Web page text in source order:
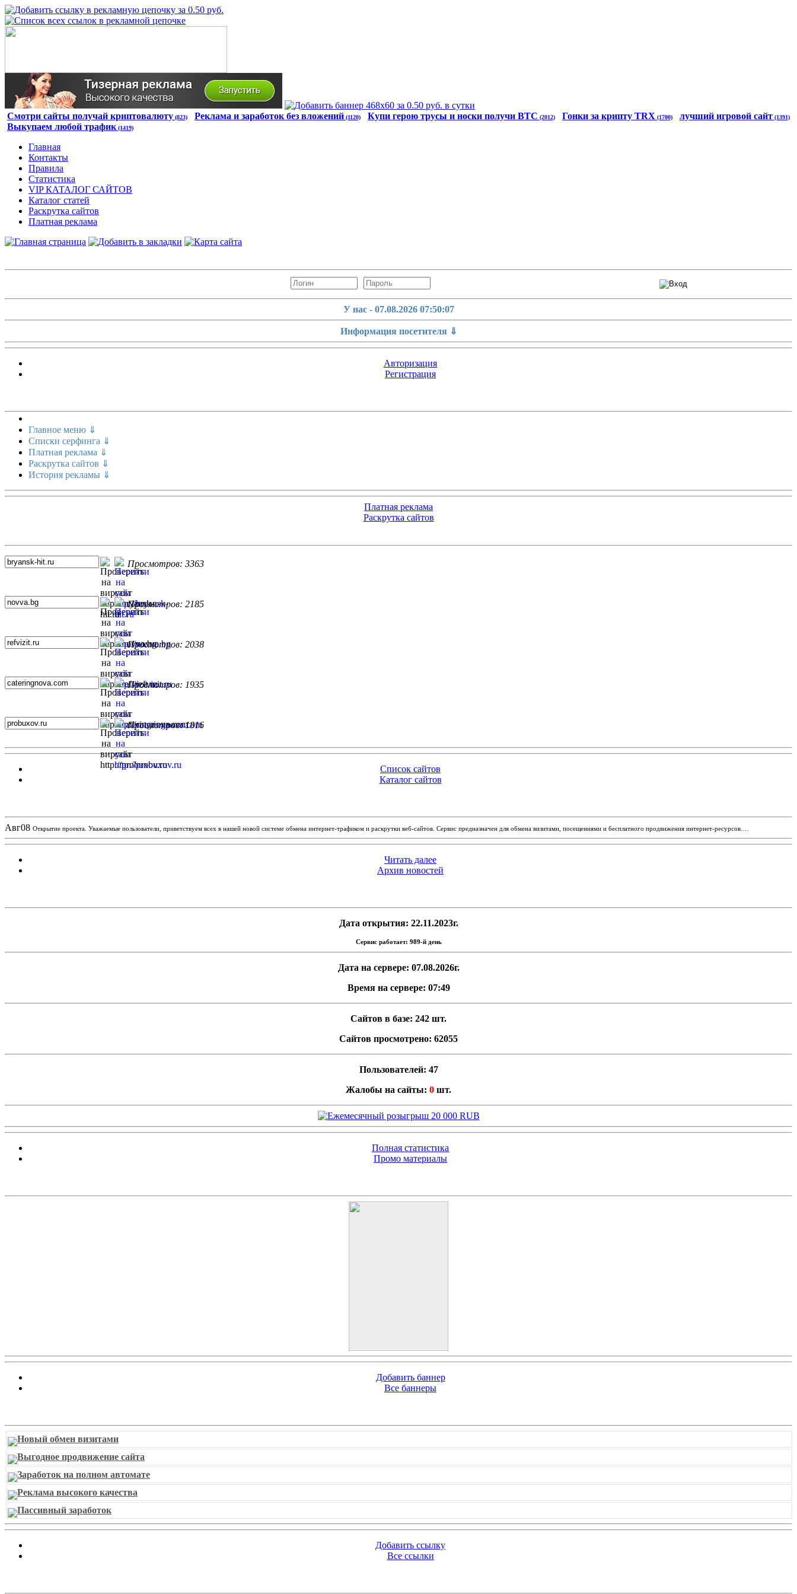
Смотри сайты получай криптовалюту (823) Реклама и заработок без вложений (1120) Купи герою трусы и носки получи BTC (2012) Гонки за крипту TRX (1700) лучший игровой сайт (1391)
Выкупаем любой трафик (1419)
Главная
Контакты
Правила
Статистика
VIP КАТАЛОГ САЙТОВ
Каталог статей
Раскрутка сайтов
Платная реклама
У нас - 07.08.2026 07:50:07
Информация посетителя ⇓
Авторизация
Регистрация
Главное меню ⇓
Списки серфинга ⇓
Платная реклама ⇓
Раскрутка сайтов ⇓
История рекламы ⇓
Платная реклама
Раскрутка сайтов
Просмотров: 3363
Просмотров: 2185
Просмотров: 2038
Просмотров: 1935
Просмотров: 1816
Список сайтов
Каталог сайтов
Авг08 Открытие проекта. Уважаемые пользователи, приветствуем всех в нашей новой системе обмена интернет-трафиком и раскрутки веб-сайтов. Сервис предназначен для обмена визитами, посещениями и бесплатного продвижения интернет-ресурсов.…
Читать далее
Архив новостей
Дата открытия: 22.11.2023г.
Сервис работает: 989-й день
Дата на сервере: 07.08.2026г.
Время на сервере: 07:49
Сайтов в базе: 242 шт.
Сайтов просмотрено: 62055
Пользователей: 47
Жалобы на сайты: 0 шт.
Полная статистика
Промо материалы
Добавить баннер
Все баннеры
Новый обмен визитами
Выгодное продвижение сайта
Заработок на полном автомате
Реклама высокого качества
Пассивный заработок
Добавить ссылку
Все ссылки